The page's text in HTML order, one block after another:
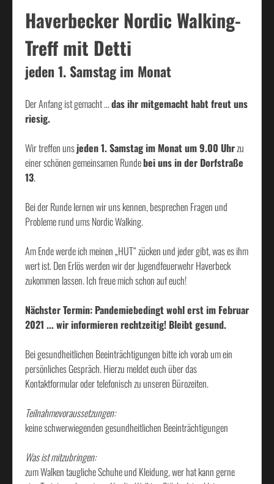
Haverbecker Nordic Walking-
Treff mit Detti
jeden 1. Samstag im Monat
Der Anfang ist gemacht ...das ihr mitgemacht habt freut uns
riesig.
Wir treffen unsjeden 1. Samstag im Monat um 9.00 Uhrzu
einer schönen gemeinsamen Rundebei uns in der Dorfstraße
13.
Bei der Runde lernen wir uns kennen, besprechen Fragen und
Probleme rund ums Nordic Walking.
Am Ende werde ich meinen „HUT“ zücken und jeder gibt, was es ihm
wert ist. Den Erlös werden wir der Jugendfeuerwehr Haverbeck
zukommen lassen. Ich freue mich schon auf euch!
Nächster Termin: Pandemiebedingt wohl erst im Februar
2021 ... wir informieren rechtzeitig! Bleibt gesund.
Bei gesundheitlichen Beeinträchtigungen bitte ich vorab um ein
persönliches Gespräch. Hierzu meldet euch über das
Kontaktformular oder telefonisch zu unseren Bürozeiten.
Teilnahmevoraussetzungen:
keine schwerwiegenden gesundheitlichen Beeinträchtigungen
Was ist mitzubringen:
zum Walken taugliche Schuhe und Kleidung, wer hat kann gerne